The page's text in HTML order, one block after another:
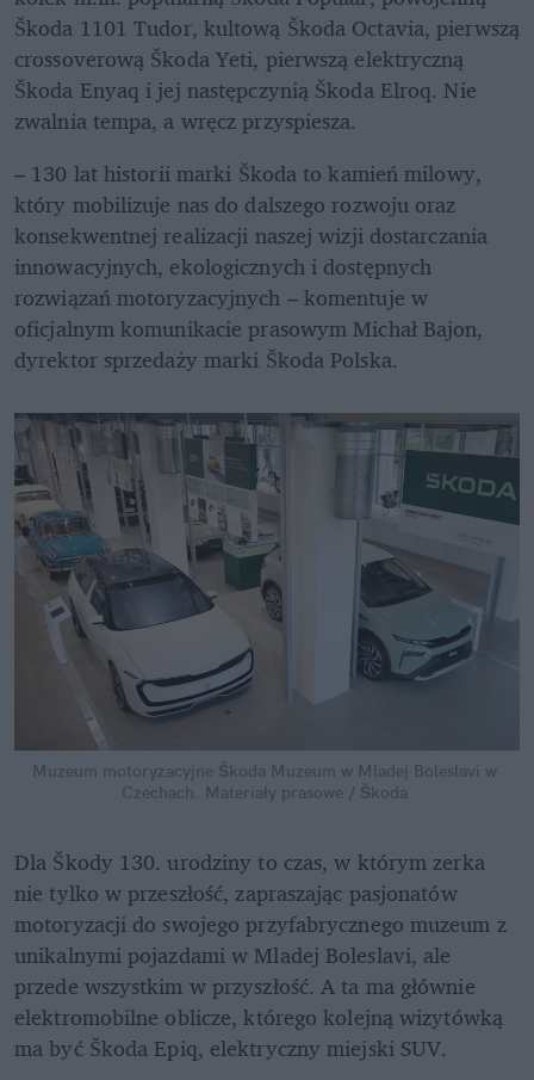
Škoda 1101 Tudor, kultową Škoda Octavia, pierwszą
crossoverową Škoda Yeti, pierwszą elektryczną
Škoda Enyaq i jej następczynią Škoda Elroq. Nie
zwalnia tempa, a wręcz przyspiesza.
– 130 lat historii marki Škoda to kamień milowy,
który mobilizuje nas do dalszego rozwoju oraz
konsekwentnej realizacji naszej wizji dostarczania
innowacyjnych, ekologicznych i dostępnych
rozwiązań motoryzacyjnych – komentuje w
oficjalnym komunikacie prasowym Michał Bajon,
dyrektor sprzedaży marki Škoda Polska.
Muzeum motoryzacyjne Škoda Muzeum w Mladej Boleslavi w
Czechach. Materiały prasowe / Škoda
Dla Škody 130. urodziny to czas, w którym zerka
nie tylko w przeszłość, zapraszając pasjonatów
motoryzacji do swojego przyfabrycznego muzeum z
unikalnymi pojazdami w Mladej Boleslavi, ale
przede wszystkim w przyszłość. A ta ma głównie
elektromobilne oblicze, którego kolejną wizytówką
ma być Škoda Epiq, elektryczny miejski SUV.